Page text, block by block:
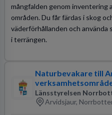
mångfalden genom inventering
områden. Du får färdas i skog
väderförhållanden och
i terrängen.
Naturbevakare till
Länsstyrelsen
Arvidsjaur,